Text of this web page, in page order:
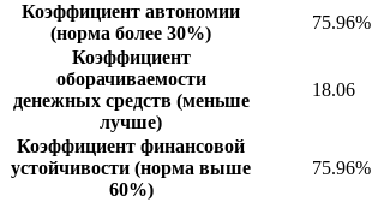
Коэффициент автономии
(норма более 30%)
75.96%
Коэффициент
оборачиваемости
денежных средств (меньше
лучше)
18.06
Коэффициент финансовой
устойчивости (норма выше
60%)
75.96%